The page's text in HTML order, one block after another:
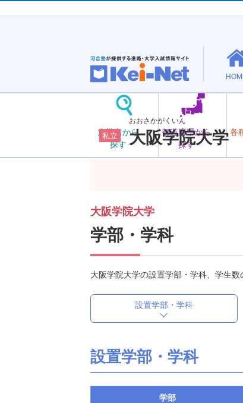
大学名から
探す
都道府県から
探す
各
私立
おおさかがくいん
大阪学院大学
大阪学院大学
学部・学科
大阪学院大学の設置学部・学科、学生数
設置学部・学科
設置学部・学科
学部